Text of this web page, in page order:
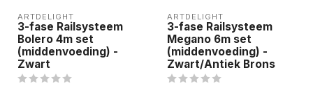
ARTDELIGHT
3-fase Railsysteem
Bolero 4m set
(middenvoeding) -
Zwart
ARTDELIGHT
3-fase Railsysteem
Megano 6m set
(middenvoeding) -
Zwart/Antiek Brons